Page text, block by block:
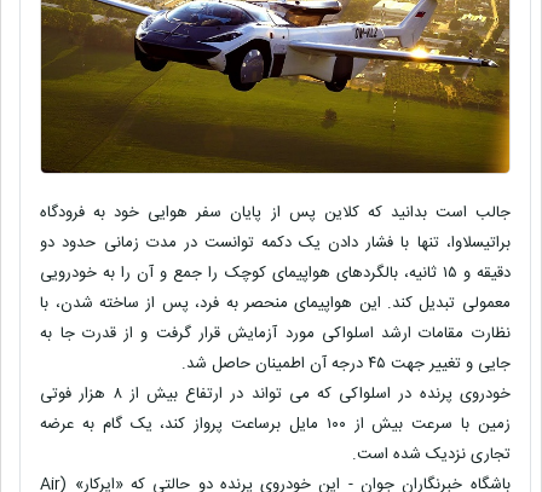
جالب است بدانید که کلاین پس از پایان سفر هوایی خود به فرودگاه
براتیسلاوا، تنها با فشار دادن یک دکمه توانست در مدت زمانی حدود دو
دقیقه و ۱۵ ثانیه، بالگردهای هواپیمای کوچک را جمع و آن را به خودرویی
معمولی تبدیل کند. این هواپیمای منحصر به فرد، پس از ساخته شدن، با
نظارت مقامات ارشد اسلواکی مورد آزمایش قرار گرفت و از قدرت جا به
جایی و تغییر جهت ۴۵ درجه آن اطمینان حاصل شد.
خودروی پرنده در اسلواکی که می تواند در ارتفاع بیش از ۸ هزار فوتی
زمین با سرعت بیش از ۱۰۰ مایل برساعت پرواز کند، یک گام به عرضه
تجاری نزدیک شده است.
باشگاه خبرنگاران جوان - این خودروی پرنده دو حالتی که «ایرکار» (Air